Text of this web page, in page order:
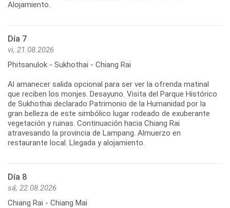
Día 7
vi, 21.08.2026
Phitsanulok - Sukhothai - Chiang Rai
Al amanecer salida opcional para ser ver la ofrenda matinal
que reciben los monjes. Desayuno. Visita del Parque Histórico
de Sukhothai declarado Patrimonio de la Humanidad por la
gran belleza de este simbólico lugar rodeado de exuberante
vegetación y ruinas. Continuación hacia Chiang Rai
atravesando la provincia de Lampang. Almuerzo en
Día 8
sá, 22.08.2026
Chiang Rai - Chiang Mai